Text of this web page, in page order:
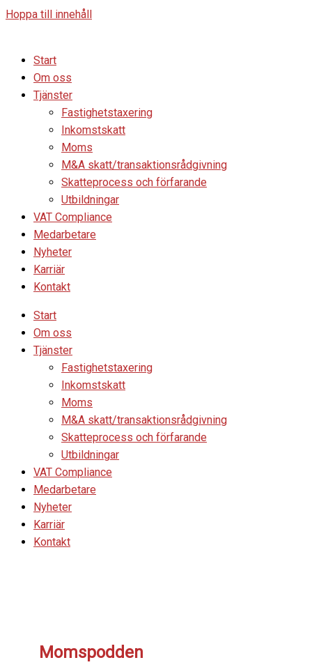
Hoppa till innehåll
Start
Om oss
Tjänster
Fastighetstaxering
Inkomstskatt
Moms
M&A skatt/transaktionsrådgivning
Skatteprocess och förfarande
Utbildningar
VAT Compliance
Medarbetare
Nyheter
Karriär
Kontakt
Start
Om oss
Tjänster
Fastighetstaxering
Inkomstskatt
Moms
M&A skatt/transaktionsrådgivning
Skatteprocess och förfarande
Utbildningar
VAT Compliance
Medarbetare
Nyheter
Karriär
Kontakt
Momspodden